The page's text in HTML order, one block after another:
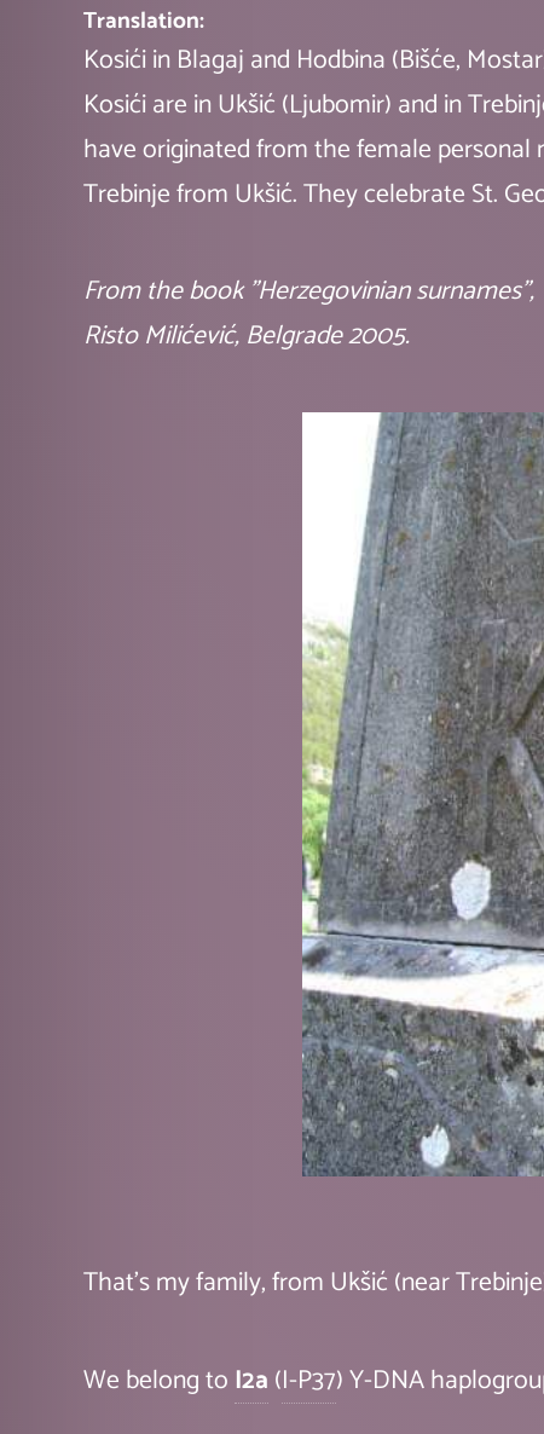
Translation:
Kosići in Blagaj and Hodbina (Bišće,
Kosići are in Ukšić (Ljubomir) and in
have originated from the female personal
Trebinje from Ukšić. They celebrate St.
From the book "Herzegovinian surnames",
Risto Milićević, Belgrade 2005.
That's my family, from Ukšić (near
We belong to I2a(I-P37) Y-DNA